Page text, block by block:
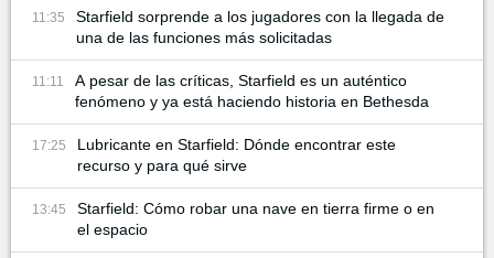
11:35
Starfield sorprende a los jugadores con la llegada de
una de las funciones más solicitadas
11:11
A pesar de las críticas, Starfield es un auténtico
fenómeno y ya está haciendo historia en Bethesda
17:25
Lubricante en Starfield: Dónde encontrar este
recurso y para qué sirve
13:45
Starfield: Cómo robar una nave en tierra firme o en
el espacio